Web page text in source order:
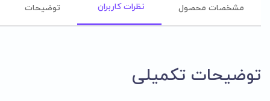
مشخصات محصول نظرات کاربران توضیحات
توضیحات تکمیلی